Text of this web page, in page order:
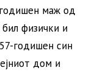
маж од
физички и
годишен син
дом и